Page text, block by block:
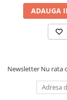
ADAUGA
Newsletter Nu rata